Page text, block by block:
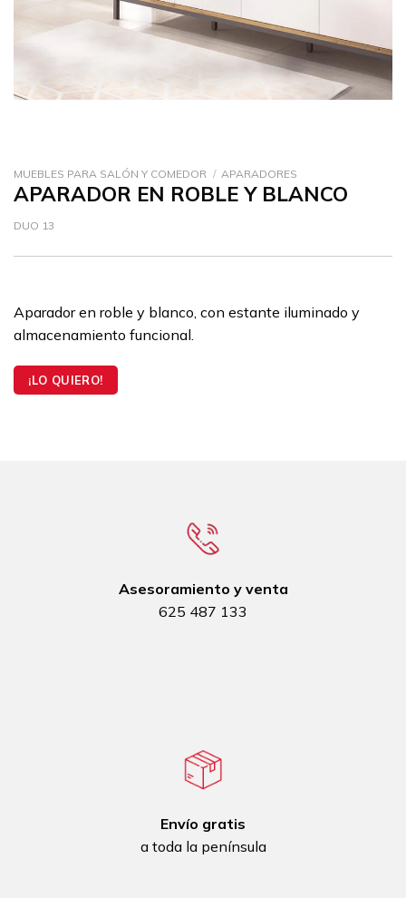
MUEBLES PARA SALÓN Y COMEDOR / APARADORES
APARADOR EN ROBLE Y BLANCO
DUO 13
Aparador en roble y blanco, con estante iluminado y
almacenamiento funcional.
¡LO QUIERO!
Asesoramiento y venta
625 487 133
Envío gratis
a toda la península